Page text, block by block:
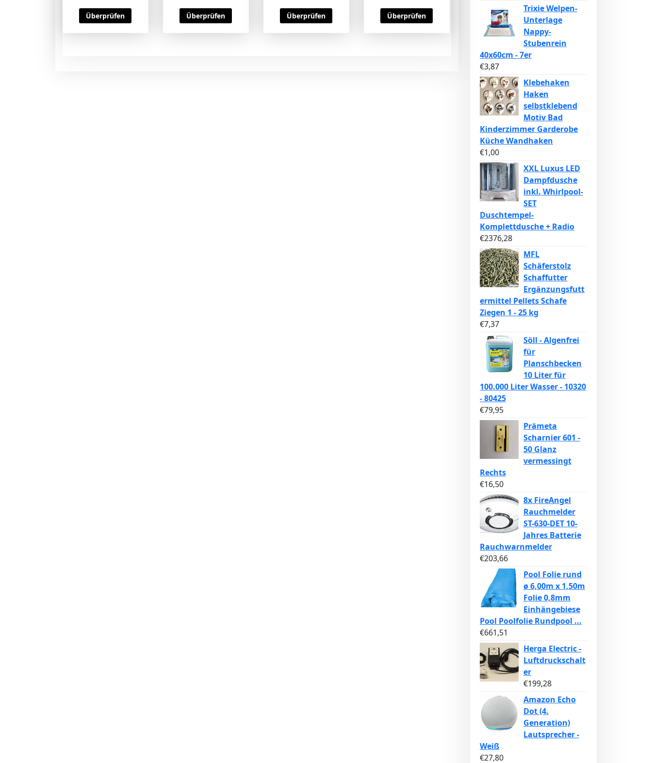
Überprüfen Überprüfen Überprüfen Überprüfen
Trixie Welpen-
Unterlage
Nappy-
Stubenrein
40x60cm - 7er
€3,87
Klebehaken
Haken
selbstklebend
Motiv Bad
Kinderzimmer Garderobe
Küche Wandhaken
€1,00
XXL Luxus LED
Dampfdusche
inkl. Whirlpool-
SET
Duschtempel-
Komplettdusche + Radio
€2376,28
MFL
Schäferstolz
Schaffutter
Ergänzungsfutt
ermittel Pellets Schafe
Ziegen 1 - 25 kg
€7,37
Söll - Algenfrei
für
Planschbecken
10 Liter für
100.000 Liter Wasser - 10320
- 80425
€79,95
Prämeta
Scharnier 601 -
50 Glanz
vermessingt
Rechts
€16,50
8x FireAngel
Rauchmelder
ST-630-DET 10-
Jahres Batterie
Rauchwarnmelder
€203,66
Pool Folie rund
ø 6,00m x 1,50m
Folie 0,8mm
Einhängebiese
Pool Poolfolie Rundpool ...
€661,51
Herga Electric -
Luftdruckschalt
er
€199,28
Amazon Echo
Dot (4.
Generation)
Lautsprecher -
Weiß
€27,80